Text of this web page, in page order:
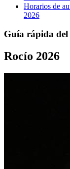
Horarios de
2026
Guía rápida del
Rocío 2026